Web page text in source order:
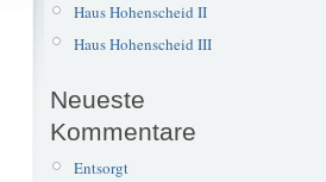
Haus Hohenscheid II
Haus Hohenscheid III
Neueste
Kommentare
Entsorgt